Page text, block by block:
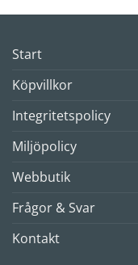
Start
Köpvillkor
Integritetspolicy
Miljöpolicy
Webbutik
Frågor & Svar
Kontakt